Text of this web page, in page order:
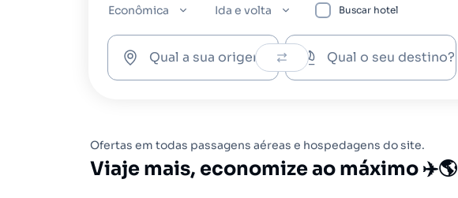
Econômica Ida e volta Buscar hotel
Qual a sua origem? Qual o seu destino?
Ofertas em todas passagens aéreas e hospedagens do site.
Viaje mais, economize ao máximo ✈️🌎